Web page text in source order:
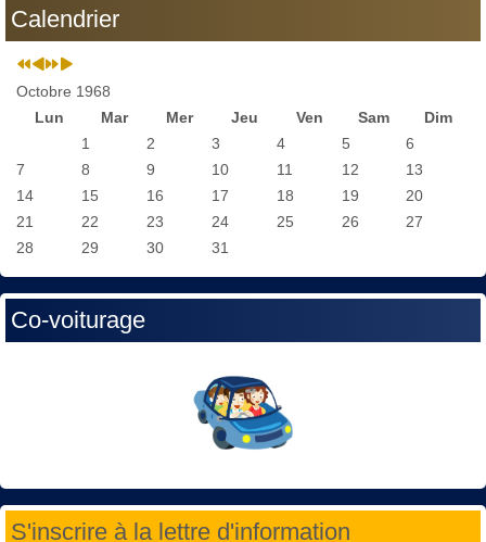
Calendrier
Octobre 1968
Lun
Mar Mer Jeu Ven Sam
Dim
1
2 3 4 5
6
7
8 9 10 11 12
13
14
15 16 17 18 19
20
21
22 23 24 25 26
27
28
29 30 31
Co-voiturage
S'inscrire à la lettre d'information